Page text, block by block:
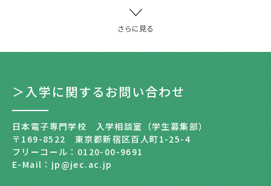
＞入学に関するお問い合わせ
日本電子専門学校 入学相談室（学生募集部）
〒169-8522 東京都新宿区百人町1-25-4
フリーコール：0120-00-9691
E-Mail：jp@jec.ac.jp